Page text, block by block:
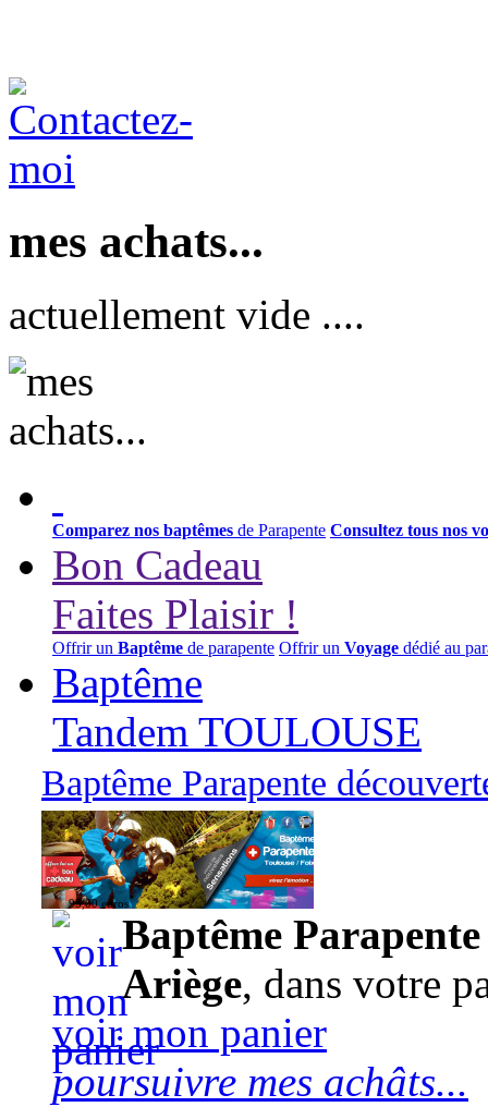
mes achats...
actuellement vide ....
Comparez nos baptêmes de Parapente Consultez tous nos
Bon Cadeau
Faites Plaisir !
Offrir un Baptême de parapente Offrir un Voyage dédié au
Baptême
Tandem TOULOUSE
Baptême Parapente
95,00 euros
Baptême
Ariège, dans votre
voir mon panier
poursuivre mes achâts...